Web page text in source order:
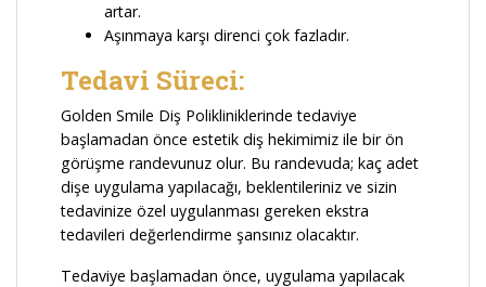
artar.
Aşınmaya karşı direnci çok fazladır.
Tedavi Süreci:
Golden Smile Diş Polikliniklerinde tedaviye
başlamadan önce estetik diş hekimimiz ile bir ön
görüşme randevunuz olur. Bu randevuda; kaç adet
dişe uygulama yapılacağı, beklentileriniz ve sizin
tedavinize özel uygulanması gereken ekstra
tedavileri değerlendirme şansınız olacaktır.
Tedaviye başlamadan önce, uygulama yapılacak